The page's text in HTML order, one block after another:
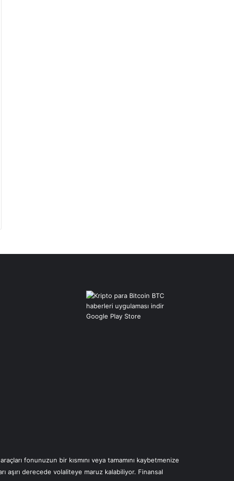
fonunuzun bir kısmını veya tamamını kaybetmenize
aşırı derecede volaliteye maruz kalabiliyor. Finansal